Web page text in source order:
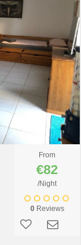
From
€82
/Night
0Reviews